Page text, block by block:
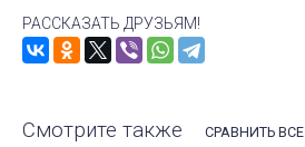
РАССКАЗАТЬ ДРУЗЬЯМ!
Смотрите также СРАВНИТЬ ВСЕ